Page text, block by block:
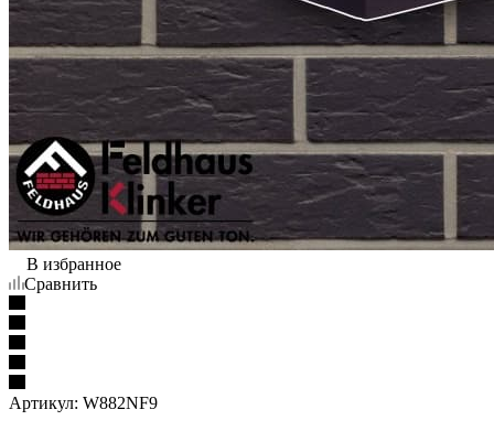
В избранное
Сравнить
Артикул: W882NF9